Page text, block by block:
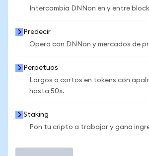
Intercambia DNNon en y entre
Predecir
Opera con DNNon y mercados de
Perpetuos
Largos o cortos en tokens con
hasta 50x.
Staking
Pon tu cripto a trabajar y gana